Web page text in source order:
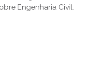
Engenharia Civil.